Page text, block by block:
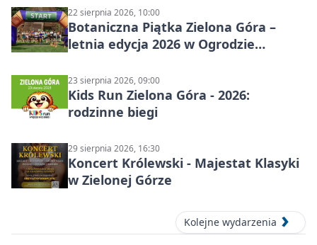
22 sierpnia 2026, 10:00
Botaniczna Piątka Zielona Góra –
letnia edycja 2026 w Ogrodzie
23 sierpnia 2026, 09:00
Kids Run Zielona Góra - 2026:
rodzinne biegi
29 sierpnia 2026, 16:30
Koncert Królewski - Majestat Klasyki
w Zielonej Górze
Kolejne wydarzenia